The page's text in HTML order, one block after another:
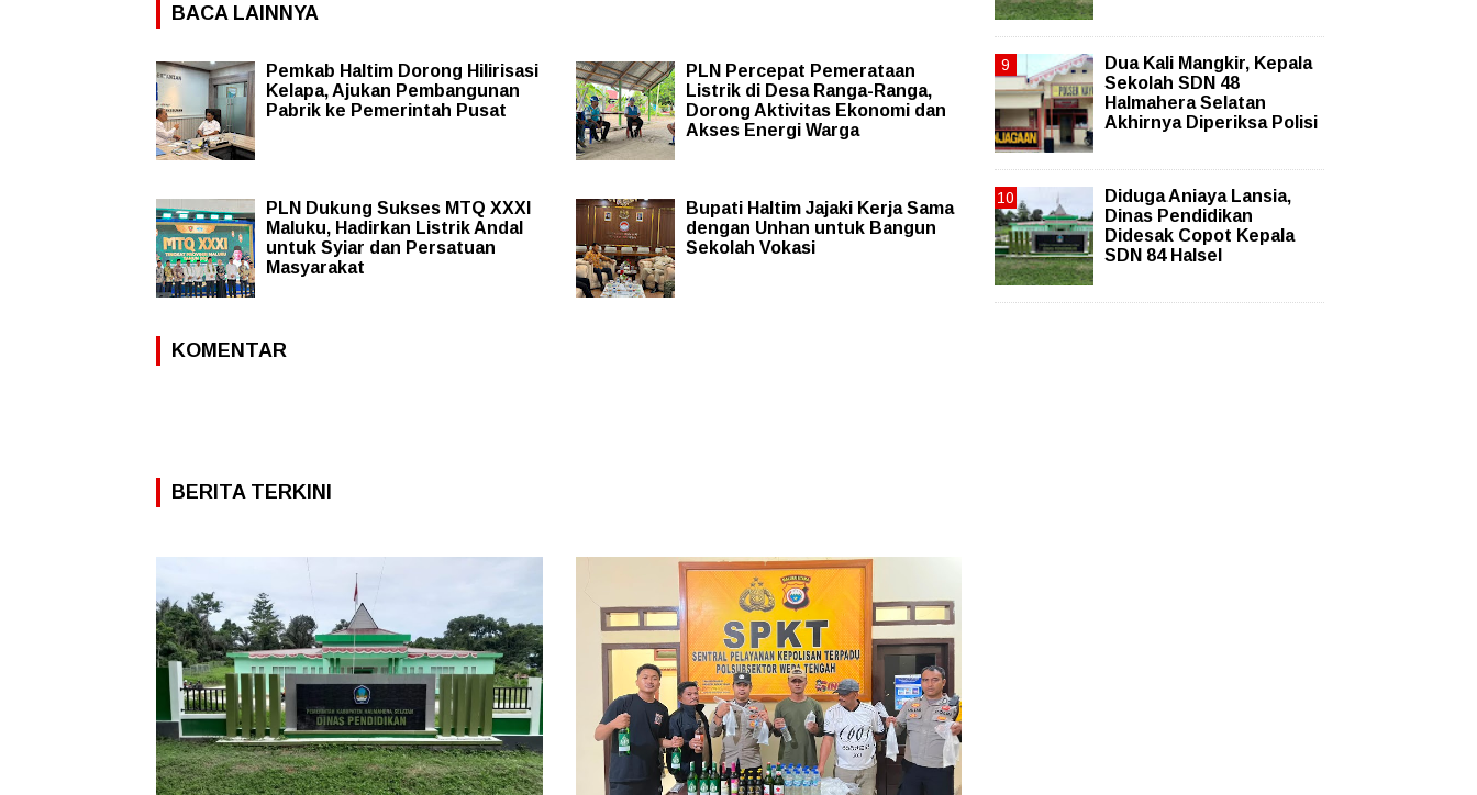
BACA LAINNYA
Pemkab Haltim Dorong Hilirisasi
Kelapa, Ajukan Pembangunan
Pabrik ke Pemerintah Pusat
PLN Percepat Pemerataan
Listrik di Desa Ranga-Ranga,
Dorong Aktivitas Ekonomi dan
Akses Energi Warga
PLN Dukung Sukses MTQ XXXI
Maluku, Hadirkan Listrik Andal
untuk Syiar dan Persatuan
Masyarakat
Bupati Haltim Jajaki Kerja Sama
dengan Unhan untuk Bangun
Sekolah Vokasi
KOMENTAR
BERITA TERKINI
Dua Kali Mangkir, Kepala
Sekolah SDN 48
Halmahera Selatan
Akhirnya Diperiksa Polisi
Diduga Aniaya Lansia,
Dinas Pendidikan
Didesak Copot Kepala
SDN 84 Halsel